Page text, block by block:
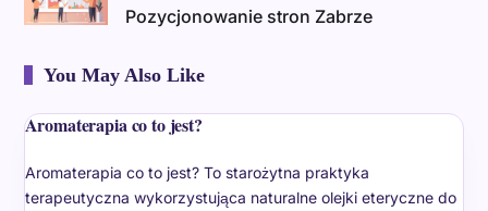
Pozycjonowanie stron Zabrze
You May Also Like
Aromaterapia co to jest?
Aromaterapia co to jest? To starożytna praktyka
terapeutyczna wykorzystująca naturalne olejki eteryczne do